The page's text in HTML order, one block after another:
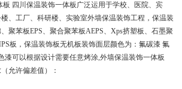
板 四川保温装饰一体板广泛运用于学校、医院、宾
、工厂、科研楼、实验室外墙保温装饰工程，保温装
聚苯板EPS、聚合聚苯板AEPS、Xps挤塑板、石墨聚
板，保温装饰板无机板装饰面层颜色为：氟碳漆 氟
漆可以根据设计需要任意烤涂,外墙保温装饰一体板
允许偏差值）：